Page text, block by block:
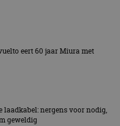
eert 60 jaar Miura met
laadkabel: nergens voor nodig,
geweldig